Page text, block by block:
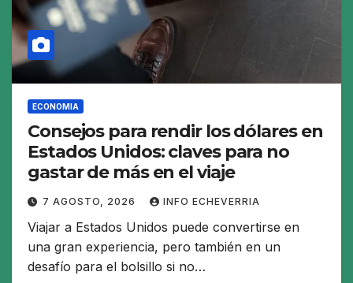
ECONOMIA
Consejos para rendir los dólares en
Estados Unidos: claves para no
gastar de más en el viaje
7 AGOSTO, 2026 INFO ECHEVERRIA
Viajar a Estados Unidos puede convertirse en
una gran experiencia, pero también en un
desafío para el bolsillo si no…